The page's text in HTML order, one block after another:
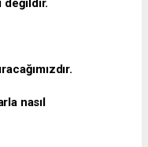
değildir.
nasıl